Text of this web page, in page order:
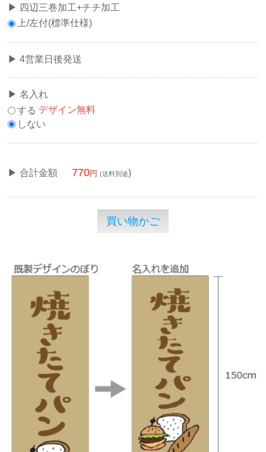
四辺三巻加工+チチ加工
上/左付(標準仕様)
4営業日後発送
名入れ
する デザイン無料
しない
合計金額 770 (送料別途)